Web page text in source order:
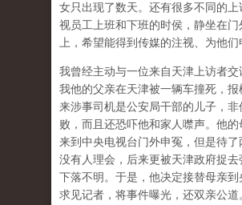
女只出现了数天。还有很多不同的上
视员工上班和下班的时侯，静坐在门
上，希望能得到传媒的注视、为他们
我曾经主动与一位来自天津上访者交
我他的父亲在天津被一辆车撞死，报
来涉事司机是公安局干部的儿子，非
败，而且还恐吓他和家人噤声。他的
来到中央电视台门外申冤，但是待了
没有人理会，后来更被天津政府捉去
下落不明。于是，他决定接替母亲到
求见记者，将事件曝光，还双亲公道